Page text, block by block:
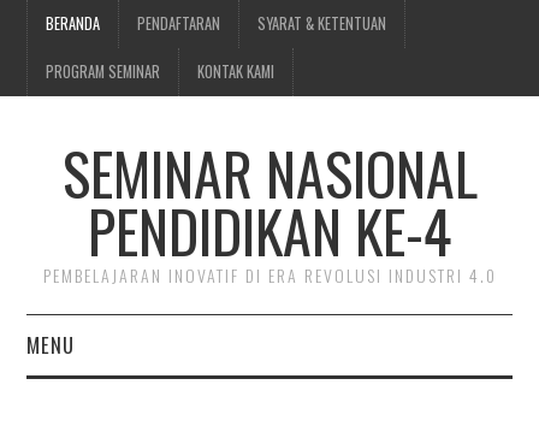
BERANDA PENDAFTARAN SYARAT & KETENTUAN
PROGRAM SEMINAR KONTAK KAMI
SEMINAR NASIONAL
PENDIDIKAN KE-4
PEMBELAJARAN INOVATIF DI ERA REVOLUSI INDUSTRI 4.0
MENU